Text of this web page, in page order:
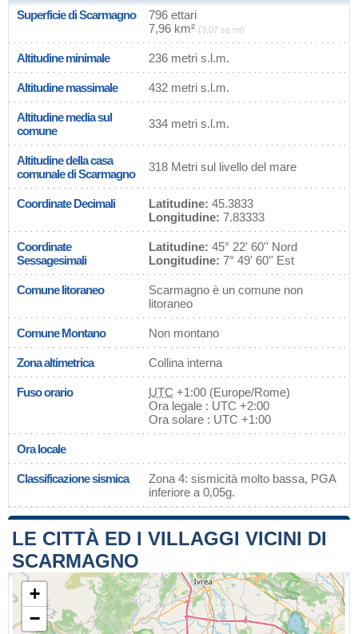
Superficie di Scarmagno
796 ettari
7,96 km² (3,07 sq mi)
Altitudine minimale 236 metri s.l.m.
Altitudine massimale 432 metri s.l.m.
Altitudine media sul
comune
334 metri s.l.m.
Altitudine della casa
comunale di Scarmagno
318 Metri sul livello del mare
Coordinate Decimali Latitudine: 45.3833
Longitudine: 7.83333
Coordinate
Sessagesimali
Latitudine: 45° 22' 60'' Nord
Longitudine: 7° 49' 60'' Est
Comune litoraneo
Scarmagno è un comune non
litoraneo
Comune Montano Non montano
Zona altimetrica Collina interna
Fuso orario UTC +1:00 (Europe/Rome)
Ora legale : UTC +2:00
Ora solare : UTC +1:00
Ora locale
Classificazione sismica
Zona 4: sismicità molto bassa, PGA
inferiore a 0,05g.
LE CITTÀ ED I VILLAGGI VICINI DI
SCARMAGNO
+
−